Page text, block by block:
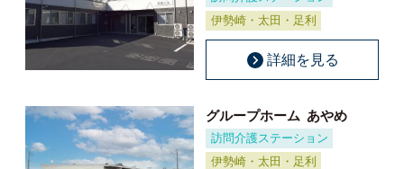
伊勢崎・太田・足利
詳細を見る
グループホーム あやめ
訪問介護ステーション
伊勢崎・太田・足利